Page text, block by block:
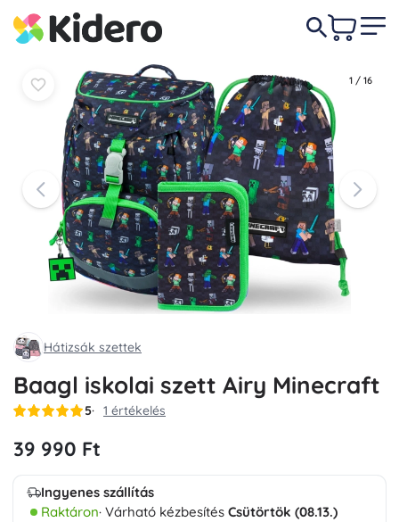
1 / 16
Hátizsák szettek
Baagl iskolai szett Airy Minecraft
5 1 értékelés
39 990 Ft
Ingyenes szállítás
Raktáron· Várható kézbesítés Csütörtök (08.13.)
39 990 Ft Kosárba